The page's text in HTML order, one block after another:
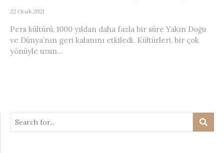
22 Ocak 2021
Pers kültürü, 1000 yıldan daha fazla bir süre Yakın Doğu
ve Dünya’nın geri kalanını etkiledi. Kültürleri, bir çok
yönüyle uzun...